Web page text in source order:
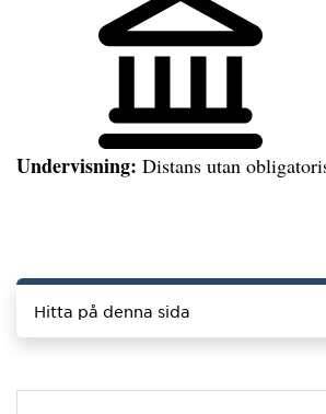
Undervisning: Distans utan
Hitta på denna sida